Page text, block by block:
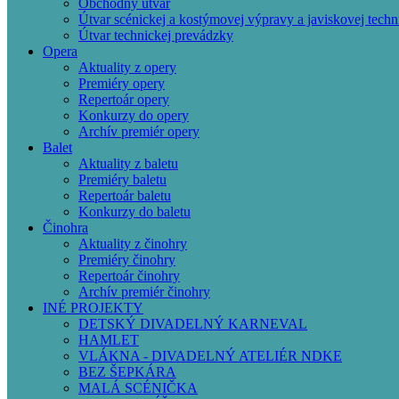
Obchodný útvar
Útvar scénickej a kostýmovej výpravy a javiskovej
Útvar technickej prevádzky
Opera
Aktuality z opery
Premiéry opery
Repertoár opery
Konkurzy do opery
Archív premiér opery
Balet
Aktuality z baletu
Premiéry baletu
Repertoár baletu
Konkurzy do baletu
Činohra
Aktuality z činohry
Premiéry činohry
Repertoár činohry
Archív premiér činohry
INÉ PROJEKTY
DETSKÝ DIVADELNÝ KARNEVAL
HAMLET
VLÁKNA - DIVADELNÝ ATELIÉR NDKE
BEZ ŠEPKÁRA
MALÁ SCÉNIČKA